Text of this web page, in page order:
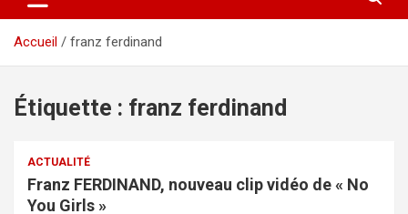
lyon
Accueil
franz ferdinand
Étiquette : franz ferdinand
ACTUALITÉ
Franz FERDINAND, nouveau clip vidéo de « No
You Girls »